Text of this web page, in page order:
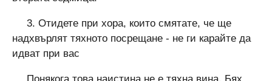
3. Отидете при хора, които смятате, че ще
надхвърлят тяхното посрещане - не ги карайте да
идват при вас